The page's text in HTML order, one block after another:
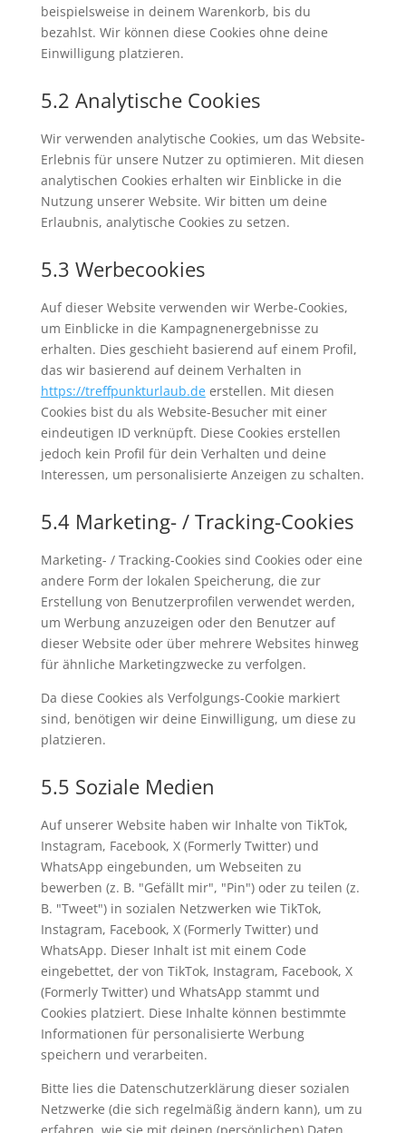
beispielsweise in deinem Warenkorb, bis du
bezahlst. Wir können diese Cookies ohne deine
Einwilligung platzieren.
5.2 Analytische Cookies
Wir verwenden analytische Cookies, um das Website-
Erlebnis für unsere Nutzer zu optimieren. Mit diesen
analytischen Cookies erhalten wir Einblicke in die
Nutzung unserer Website. Wir bitten um deine
Erlaubnis, analytische Cookies zu setzen.
5.3 Werbecookies
Auf dieser Website verwenden wir Werbe-Cookies,
um Einblicke in die Kampagnenergebnisse zu
erhalten. Dies geschieht basierend auf einem Profil,
das wir basierend auf deinem Verhalten in
https://treffpunkturlaub.deerstellen. Mit diesen
Cookies bist du als Website-Besucher mit einer
eindeutigen ID verknüpft. Diese Cookies erstellen
jedoch kein Profil für dein Verhalten und deine
Interessen, um personalisierte Anzeigen zu schalten.
5.4 Marketing- / Tracking-Cookies
Marketing- / Tracking-Cookies sind Cookies oder eine
andere Form der lokalen Speicherung, die zur
Erstellung von Benutzerprofilen verwendet werden,
um Werbung anzuzeigen oder den Benutzer auf
dieser Website oder über mehrere Websites hinweg
für ähnliche Marketingzwecke zu verfolgen.
Da diese Cookies als Verfolgungs-Cookie markiert
sind, benötigen wir deine Einwilligung, um diese zu
platzieren.
5.5 Soziale Medien
Auf unserer Website haben wir Inhalte von TikTok,
Instagram, Facebook, X (Formerly Twitter) und
WhatsApp eingebunden, um Webseiten zu
bewerben (z. B. "Gefällt mir", "Pin") oder zu teilen (z.
B. "Tweet") in sozialen Netzwerken wie TikTok,
Instagram, Facebook, X (Formerly Twitter) und
WhatsApp. Dieser Inhalt ist mit einem Code
eingebettet, der von TikTok, Instagram, Facebook, X
(Formerly Twitter) und WhatsApp stammt und
Cookies platziert. Diese Inhalte können bestimmte
Informationen für personalisierte Werbung
speichern und verarbeiten.
Bitte lies die Datenschutzerklärung dieser sozialen
Netzwerke (die sich regelmäßig ändern kann), um zu
erfahren, wie sie mit deinen (persönlichen) Daten